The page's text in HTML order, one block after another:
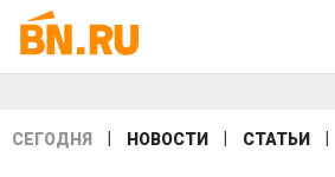
СЕГОДНЯ НОВОСТИ СТАТЬИ